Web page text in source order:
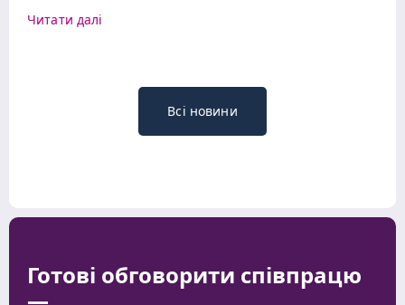
Читати далі
Всі новини
Готові обговорити співпрацю